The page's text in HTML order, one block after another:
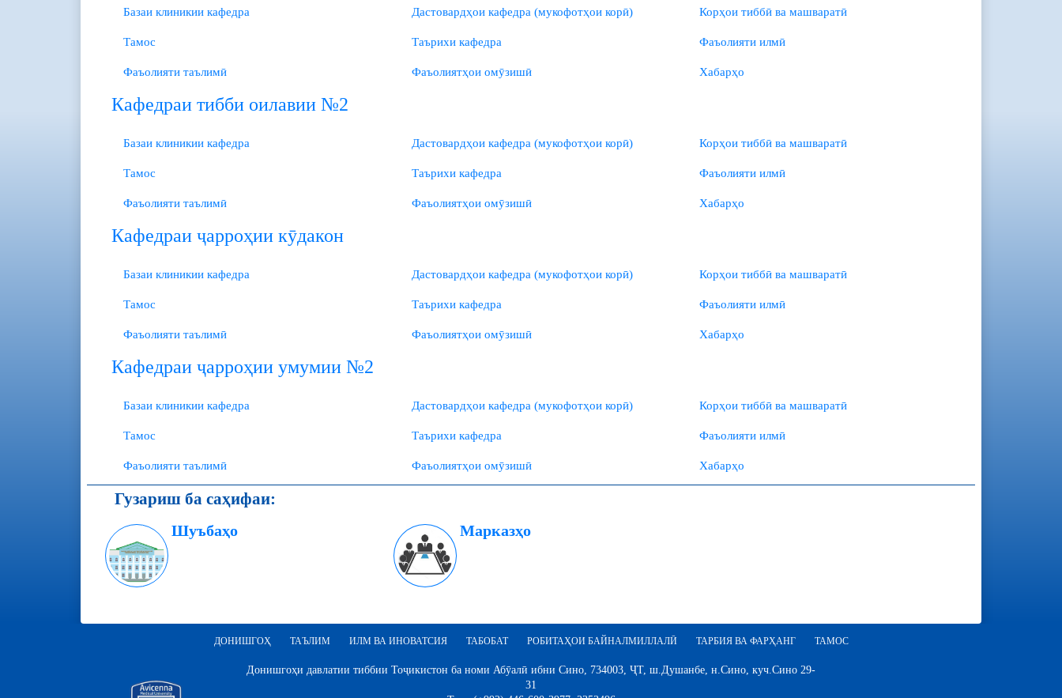
Базаи клиникии кафедра Дастовардҳои кафедра (мукофотҳои корӣ) Корҳои тиббӣ ва машваратӣ
Тамос Таърихи кафедра Фаъолияти илмӣ
Фаъолияти таълимӣ Фаъолиятҳои омӯзишӣ Хабарҳо
Кафедраи тибби оилавии №2
Базаи клиникии кафедра Дастовардҳои кафедра (мукофотҳои корӣ) Корҳои тиббӣ ва машваратӣ
Тамос Таърихи кафедра Фаъолияти илмӣ
Фаъолияти таълимӣ Фаъолиятҳои омӯзишӣ Хабарҳо
Кафедраи ҷарроҳии кӯдакон
Базаи клиникии кафедра Дастовардҳои кафедра (мукофотҳои корӣ) Корҳои тиббӣ ва машваратӣ
Тамос Таърихи кафедра Фаъолияти илмӣ
Фаъолияти таълимӣ Фаъолиятҳои омӯзишӣ Хабарҳо
Кафедраи ҷарроҳии умумии №2
Базаи клиникии кафедра Дастовардҳои кафедра (мукофотҳои корӣ) Корҳои тиббӣ ва машваратӣ
Тамос Таърихи кафедра Фаъолияти илмӣ
Фаъолияти таълимӣ Фаъолиятҳои омӯзишӣ Хабарҳо
Гузариш ба саҳифаи:
Шуъбаҳо Марказҳо
ДОНИШГОҲ ТАЪЛИМ ИЛМ ВА ИНОВАТСИЯ ТАБОБАТ РОБИТАҲОИ БАЙНАЛМИЛЛАЛӢ ТАРБИЯ ВА ФАРҲАНГ ТАМОС
Донишгоҳи давлатии тиббии Тоҷикистон ба номи Абӯалӣ ибни Сино, 734003, ҶТ, ш.Душанбе, н.Сино, куч.Сино 29-
31